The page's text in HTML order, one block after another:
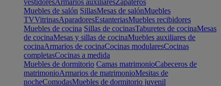
vestidoresArmarios auxiliaresZapateros
Muebles de salón SillasMesas de salónMuebles
TVVitrinasAparadoresEstanteriasMuebles recibidores
Muebles de cocina Sillas de cocinasTaburetes de cocinaMesas
de cocinaMesas y sillas de cocinaMuebles auxiliares de
cocinaArmarios de cocinaCocinas modularesCocinas
completasCocinas a medida
Muebles de dormitorio Camas matrimonioCabeceros de
matrimonioArmarios de matrimonioMesitas de
nocheComodasMuebles de dormitorio juvenil